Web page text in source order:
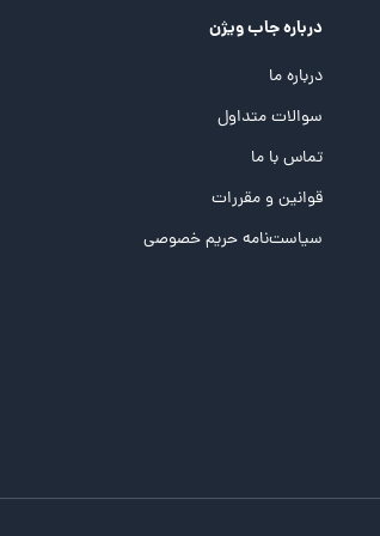
درباره جاب ویژن
درباره ما
سوالات متداول
تماس با ما
قوانین و مقررات
سیاست‌نامه حریم خصوصی